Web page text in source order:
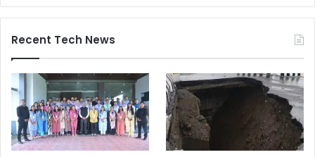
Recent Tech News